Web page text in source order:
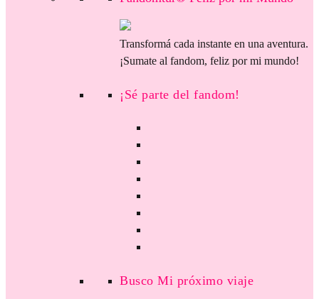
Transformá cada instante en una aventura.
¡Sumate al fandom, feliz por mi mundo!
¡Sé parte del fandom!
Busco Mi próximo viaje